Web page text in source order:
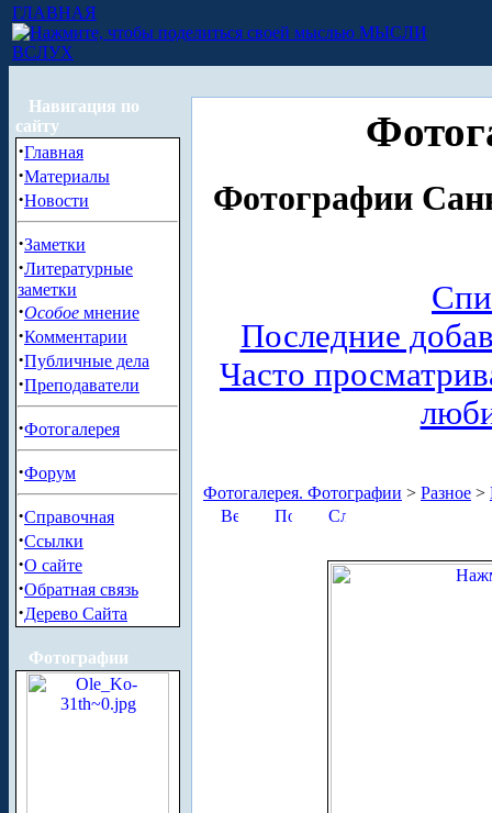
ГЛАВНАЯ
МЫСЛИ
ВСЛУХ
Навигация по
сайту
·Главная
·Материалы
·Новости
·Заметки
·Литературные
заметки
·Особое мнение
·Комментарии
·Публичные дела
·Преподаватели
·Фотогалерея
·Форум
·Справочная
·Ссылки
·О сайте
·Обратная связь
·Дерево Сайта
Фотографии
Фотографии
Последние
Часто
Фотогалерея. Фотографии > Разное >